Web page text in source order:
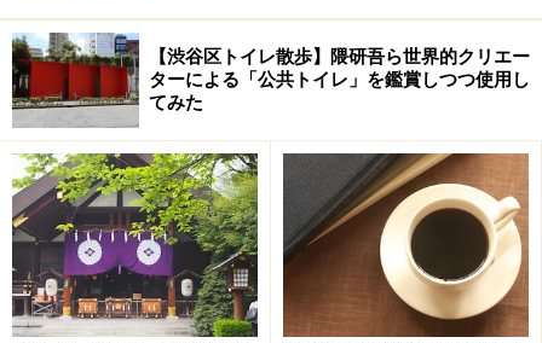
【渋谷区トイレ散歩】隈研吾ら世界的クリエー
ターによる「公共トイレ」を鑑賞しつつ使用し
てみた